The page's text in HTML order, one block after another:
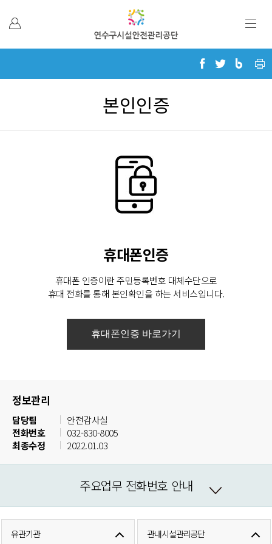
본인인증
휴대폰인증
휴대폰 인증이란 주민등록번호 대체수단으로
휴대 전화를 통해 본인확인을 하는 서비스입니다.
정보관리
담당팀
안전감사실
전화번호
032-830-8005
최종수정
2022.01.03
주요업무 전화번호 안내
유관기관 관내시설관리공단